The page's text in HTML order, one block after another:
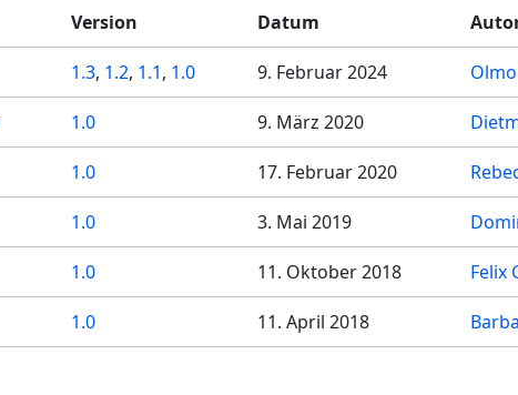
Version Datum
1.3, 1.2, 1.1, 1.0 9. Februar 2024
1.0 9. März 2020
1.0 17. Februar 2020
1.0 3. Mai 2019
1.0 11. Oktober 2018 Felix
1.0 11. April 2018